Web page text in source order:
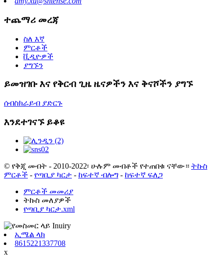
ተጨማሪ መረጃ
ስለ እኛ
ምርቶች
ቪዲዮዎች
ያግኙን
ይመዝገቡ እና የቅርብ ጊዜ ዜናዎችን እና ቅናሾችን ያግኙ
ሰብስክራይብ ያድርጉ
እንደተገናኙ ይቆዩ
© የቅጂ መብት - 2010-2022፡ ሁሉም መብቶች የተጠበቁ ናቸው። ትኩስ
ምርቶች - የጣቢያ ካርታ - ከፍተኛ ብሎግ - ከፍተኛ ፍለጋ
ምርቶች መመሪያ
ትኩስ መለያዎች
የጣቢያ ካርታ.xml
ኢሜል ላክ
8615221337708
x